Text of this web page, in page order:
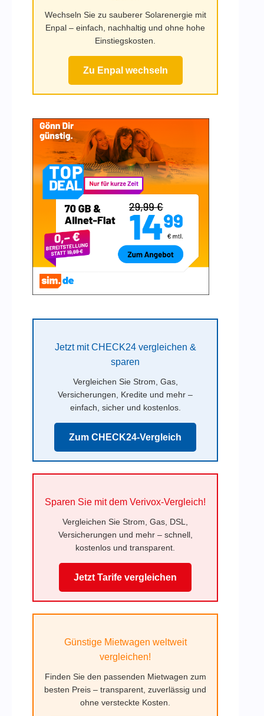
Wechseln Sie zu sauberer Solarenergie mit
Enpal – einfach, nachhaltig und ohne hohe
Einstiegskosten.
Zu Enpal wechseln
Jetzt mit CHECK24 vergleichen &
sparen
Vergleichen Sie Strom, Gas,
Versicherungen, Kredite und mehr –
einfach, sicher und kostenlos.
Zum CHECK24-Vergleich
Sparen Sie mit dem Verivox-Vergleich!
Vergleichen Sie Strom, Gas, DSL,
Versicherungen und mehr – schnell,
kostenlos und transparent.
Jetzt Tarife vergleichen
Günstige Mietwagen weltweit
vergleichen!
Finden Sie den passenden Mietwagen zum
besten Preis – transparent, zuverlässig und
ohne versteckte Kosten.